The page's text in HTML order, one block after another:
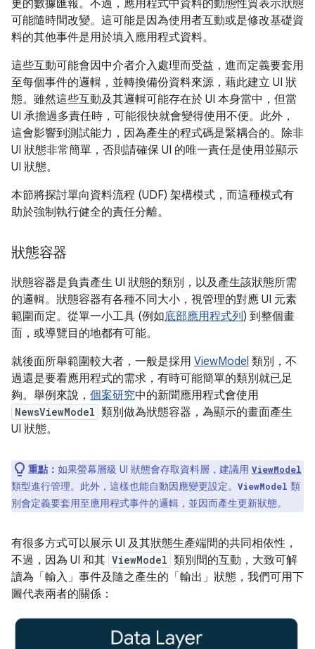
更的數據匯報。不過，應用程式中資料的動態性質表示狀態
可能隨時間改變。這可能是因為使用者互動或是修改基礎資
料的其他事件是用於填入應用程式資料。
這些互動可能會因中介者介入處理而受益，進而定義要套用
至每個事件的邏輯，並轉換備份資料來源，藉此建立 UI 狀
態。雖然這些互動及其邏輯可能存在於 UI 本身當中，但當
UI 承擔過多責任時，可能很快就會變得使用不便。此外，
這會影響到測試能力，因為產生的程式碼是緊耦合的。除非
UI 狀態非常簡單，否則請確保 UI 的唯一責任是使用並顯示
UI 狀態。
本節將探討單向資料流程 (UDF) 架構模式，而這種模式有
助於強制執行健全的責任分離。
狀態容器
狀態容器是負責產生 UI 狀態的類別，以及產生該狀態所需
的邏輯。狀態容器有各種不同大小，視管理的對應 UI 元素
範圍而定。從單一小工具 (例如底部應用程式列) 到整個畫
面，或導覽目的地都有可能。
就後面所舉範圍較大者，一般是採用 ViewModel 類別，不
過還是要看應用程式的需求，有時可能簡單的類別就已足
夠。舉例來說， 個案研究中的新聞應用程式會使用
NewsViewModel 類別做為狀態容器，為顯示的畫面產生
UI 狀態。
重點： 如果螢幕層級 UI 狀態會存取資料層，建議用 ViewModel
類型進行管理。此外，這樣也能自動因應變更設定。 ViewModel 類
別會定義要套用至應用程式事件的邏輯，並因而產生更新狀態。
有很多方式可以展示 UI 及其狀態生產端間的共同相依性，
不過，因為 UI 和其 ViewModel 類別間的互動，大致可解
讀為「輸入」事件及隨之產生的「輸出」狀態 ，我們可用下
圖代表兩者的關係：